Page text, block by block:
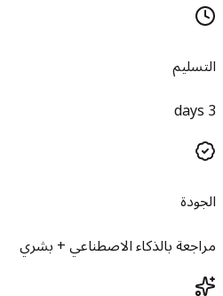
التسليم
3 days
الجودة
مراجعة بالذكاء الاصطناعي + بشري